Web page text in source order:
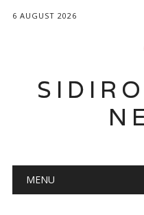
6 AUGUST 2026
Main menu
MENU